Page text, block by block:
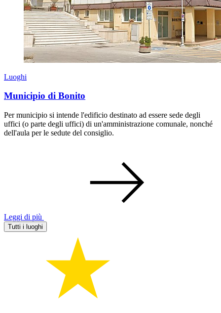
Luoghi
Municipio di Bonito
Per municipio si intende l'edificio destinato ad essere sede degli
uffici (o parte degli uffici) di un'amministrazione comunale, nonché
dell'aula per le sedute del consiglio.
Leggi di più
Tutti i luoghi